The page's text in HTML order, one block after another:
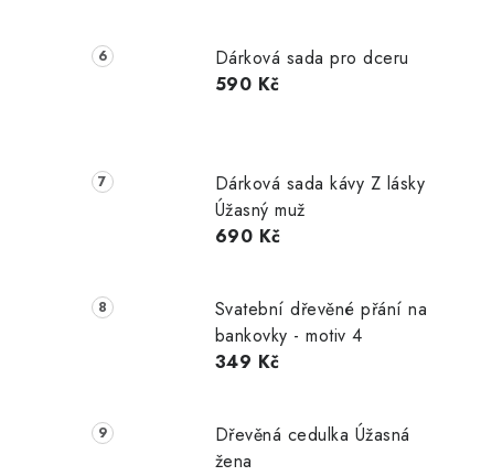
Dárková sada pro dceru
590 Kč
Dárková sada kávy Z lásky
Úžasný muž
690 Kč
Svatební dřevěné přání na
bankovky - motiv 4
349 Kč
Dřevěná cedulka Úžasná
žena